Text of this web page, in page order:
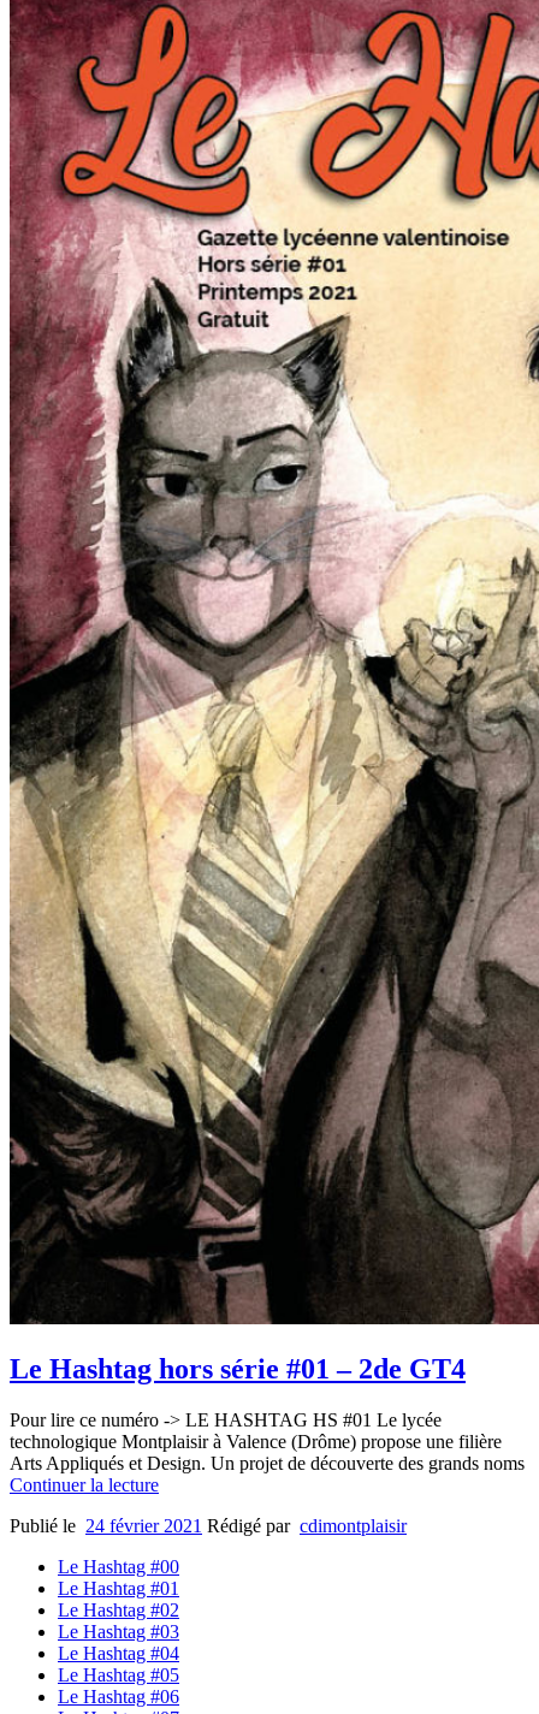
Le Hashtag hors série #01 – 2de GT4
Pour lire ce numéro -> LE HASHTAG HS #01 Le lycée
technologique Montplaisir à Valence (Drôme) propose une filière
Arts Appliqués et Design. Un projet de découverte des grands noms
Continuer la lecture
Publié le 24 février 2021 Rédigé par cdimontplaisir
Le Hashtag #00
Le Hashtag #01
Le Hashtag #02
Le Hashtag #03
Le Hashtag #04
Le Hashtag #05
Le Hashtag #06